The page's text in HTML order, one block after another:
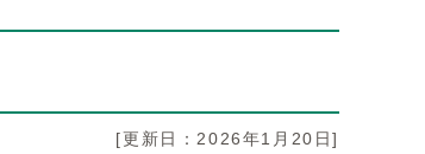
[更新日：2026年1月20日]